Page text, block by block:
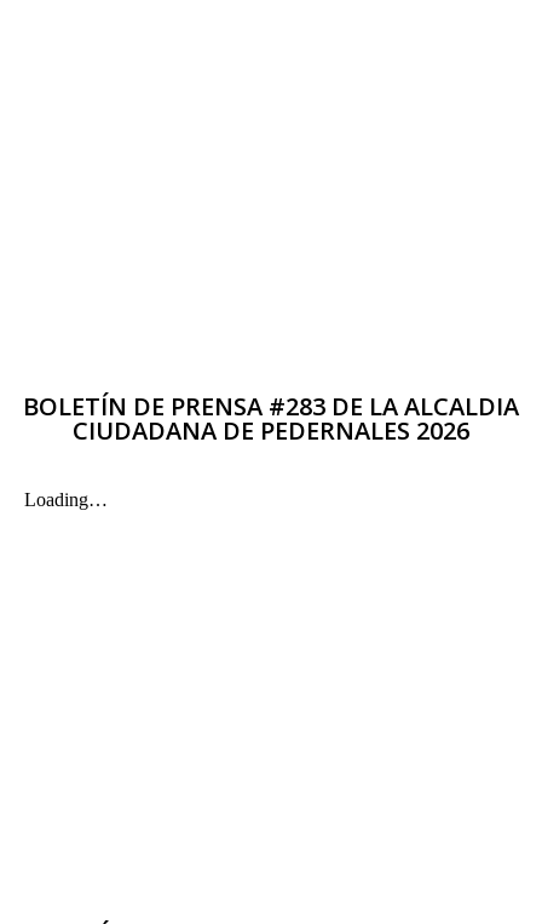
BOLETÍN DE PRENSA #283 DE LA ALCALDIA
CIUDADANA DE PEDERNALES 2026